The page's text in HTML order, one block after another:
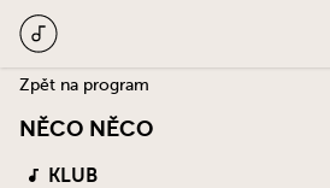
Zpět na program
NĚCO NĚCO
KLUB